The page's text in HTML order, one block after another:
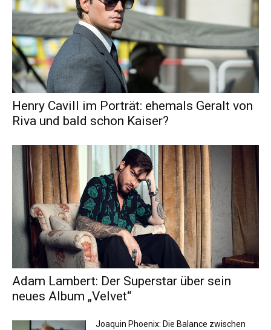
Henry Cavill im Porträt: ehemals Geralt von
Riva und bald schon Kaiser?
Adam Lambert: Der Superstar über sein
neues Album „Velvet“
Joaquin Phoenix: Die Balance zwischen